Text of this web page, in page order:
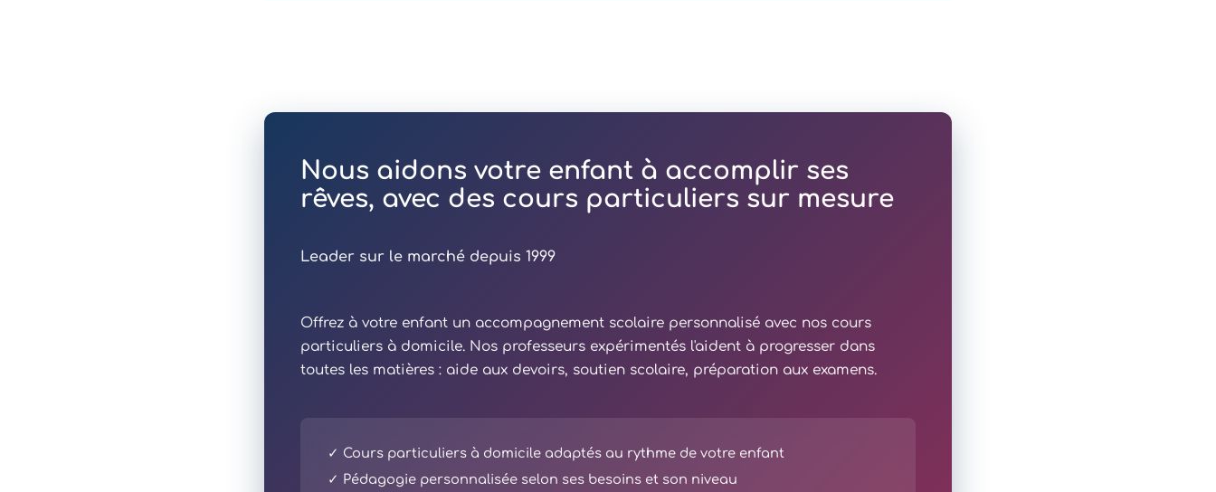
Nous aidons votre enfant à accomplir ses
rêves, avec des cours particuliers sur mesure
Leader sur le marché depuis 1999
Offrez à votre enfant un accompagnement scolaire personnalisé avec nos cours
particuliers à domicile. Nos professeurs expérimentés l'aident à progresser dans
toutes les matières : aide aux devoirs, soutien scolaire, préparation aux examens.
✓ Cours particuliers à domicile adaptés au rythme de votre enfant
✓ Pédagogie personnalisée selon ses besoins et son niveau